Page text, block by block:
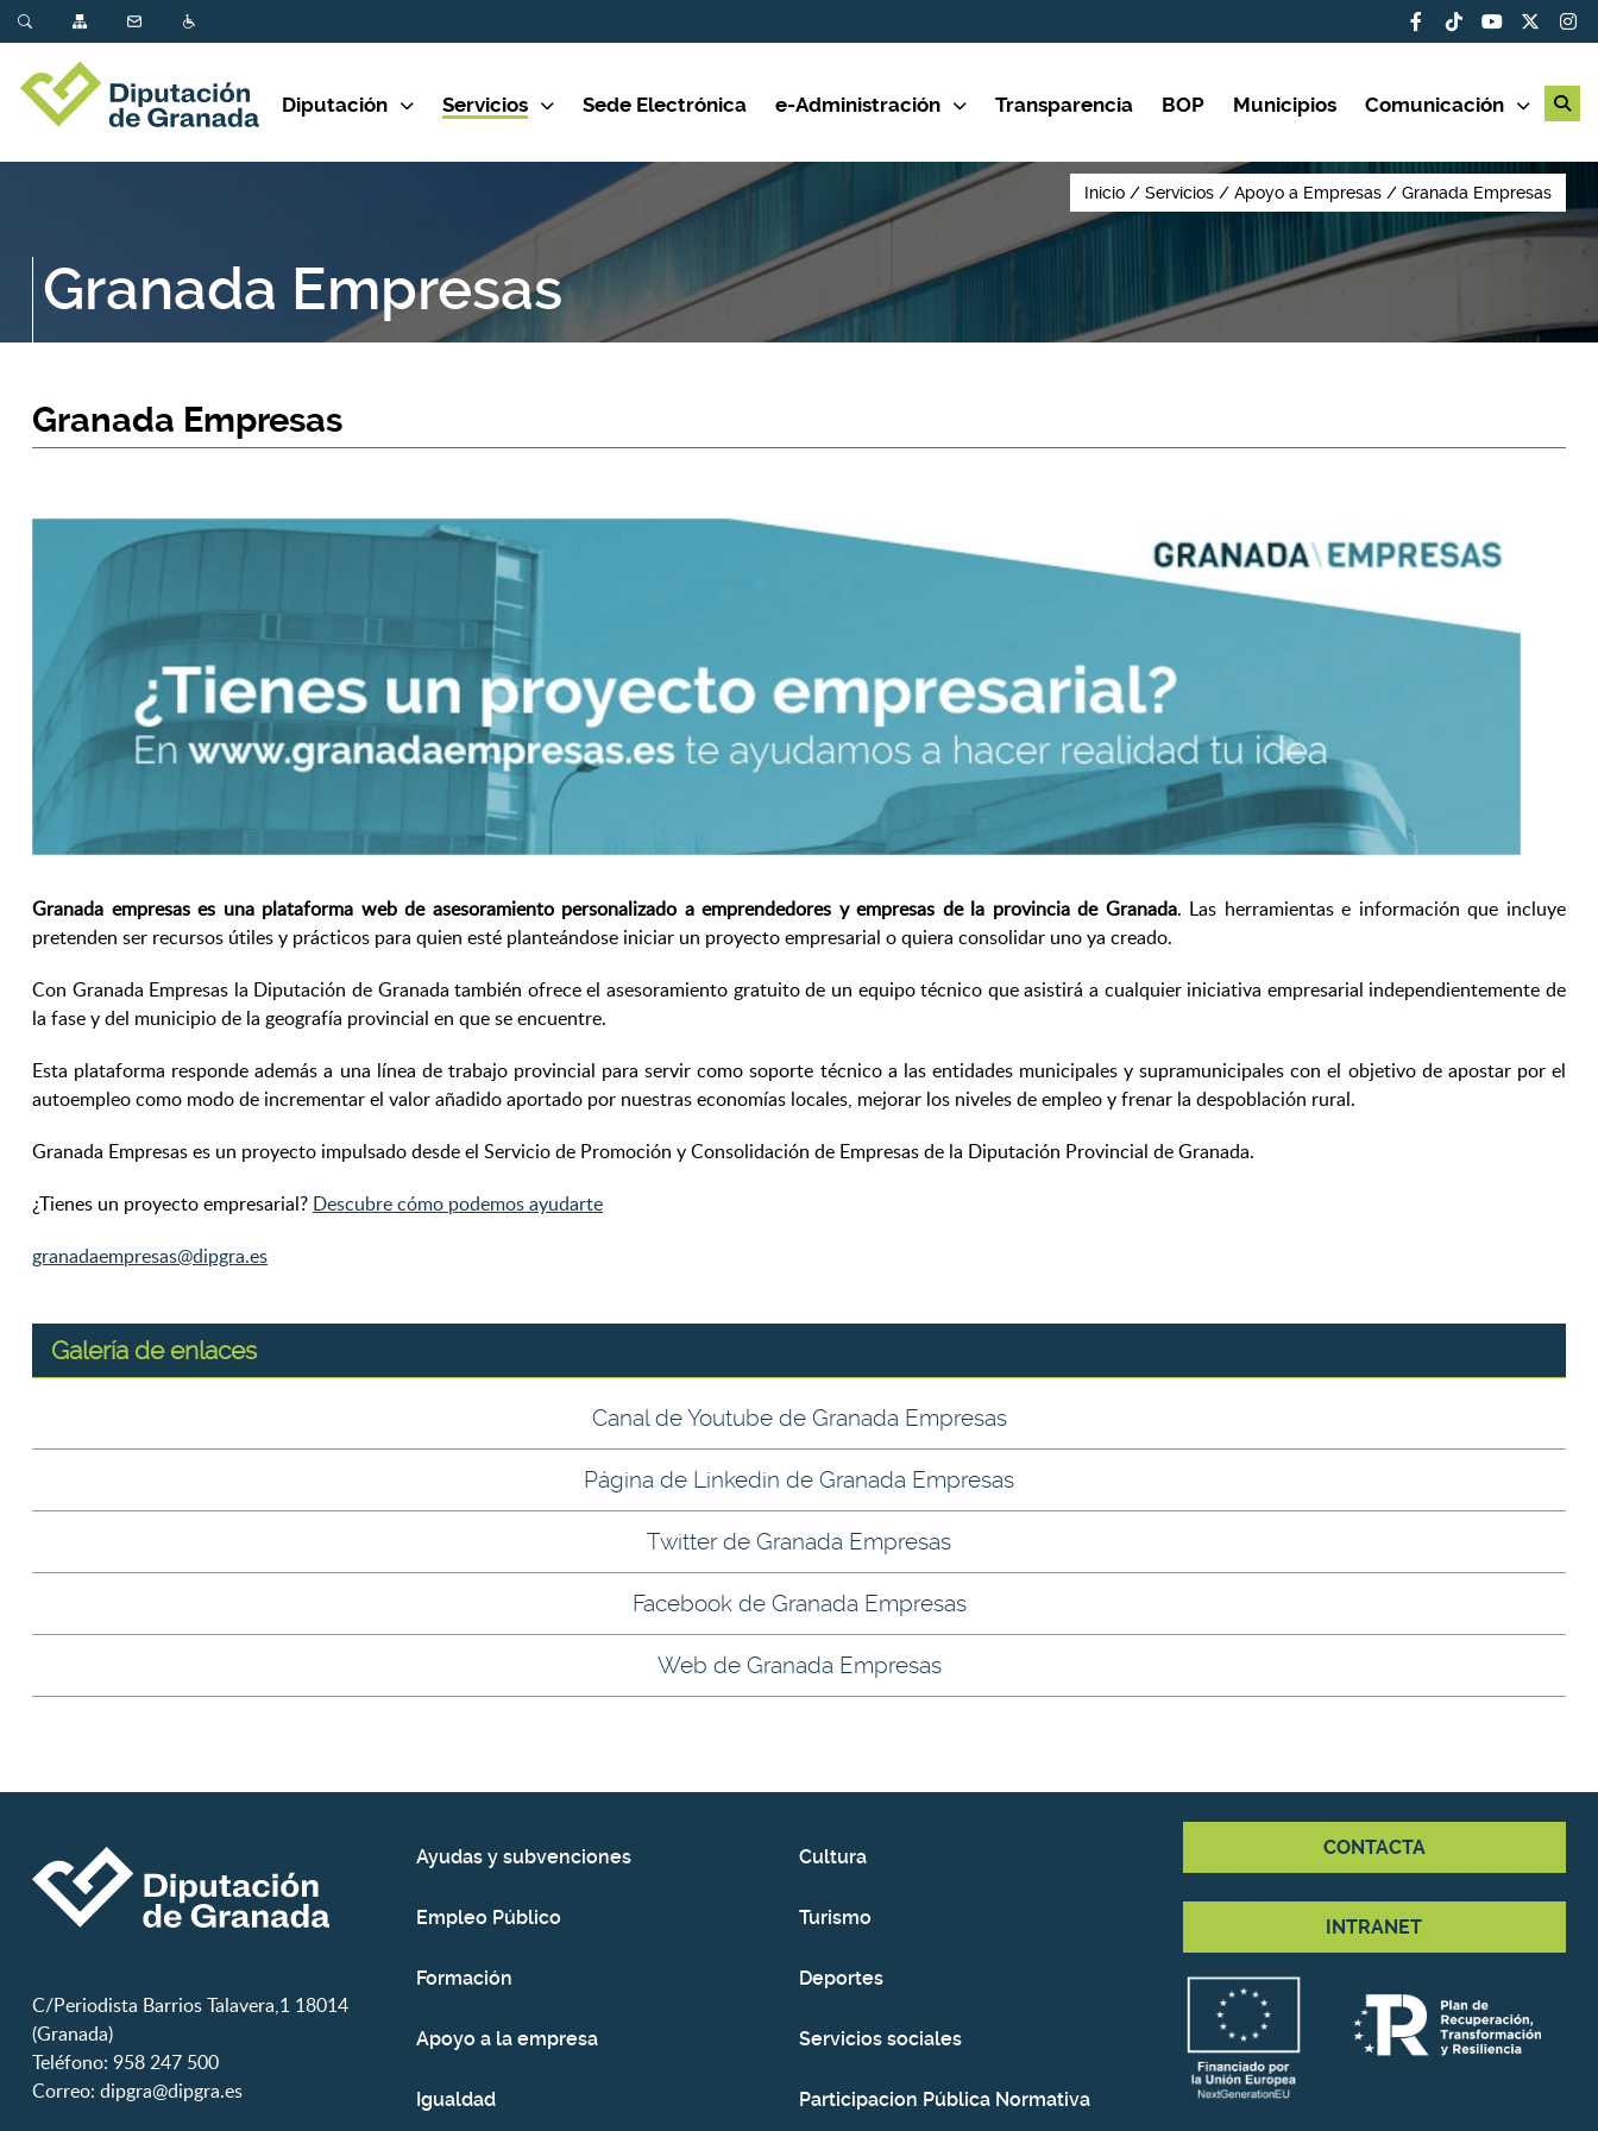
Diputación Servicios Sede Electrónica e-Administración Transparencia BOP Municipios Comunicación
Granada Empresas
Inicio Servicios Apoyo a Empresas Granada Empresas
Granada Empresas
Granada empresas es una plataforma web de asesoramiento personalizado a emprendedores y empresas de la provincia de Granada. Las herramientas e información que incluye
pretenden ser recursos útiles y prácticos para quien esté planteándose iniciar un proyecto empresarial o quiera consolidar uno ya creado.
Con Granada Empresas la Diputación de Granada también ofrece el asesoramiento gratuito de un equipo técnico que asistirá a cualquier iniciativa empresarial independientemente de
la fase y del municipio de la geografía provincial en que se encuentre.
Esta plataforma responde además a una línea de trabajo provincial para servir como soporte técnico a las entidades municipales y supramunicipales con el objetivo de apostar por el
autoempleo como modo de incrementar el valor añadido aportado por nuestras economías locales, mejorar los niveles de empleo y frenar la despoblación rural.
Granada Empresas es un proyecto impulsado desde el Servicio de Promoción y Consolidación de Empresas de la Diputación Provincial de Granada.
¿Tienes un proyecto empresarial? Descubre cómo podemos ayudarte
granadaempresas@dipgra.es
Galería de enlaces
Canal de Youtube de Granada Empresas
Página de Linkedin de Granada Empresas
Twitter de Granada Empresas
Facebook de Granada Empresas
Web de Granada Empresas
C/Periodista Barrios Talavera,1 18014
(Granada)
Teléfono: 958 247 500
Correo: dipgra@dipgra.es
Ayudas y subvenciones
Empleo Público
Formación
Apoyo a la empresa
Igualdad
Cultura
Turismo
Deportes
Servicios sociales
Participacion Pública Normativa
CONTACTA
INTRANET